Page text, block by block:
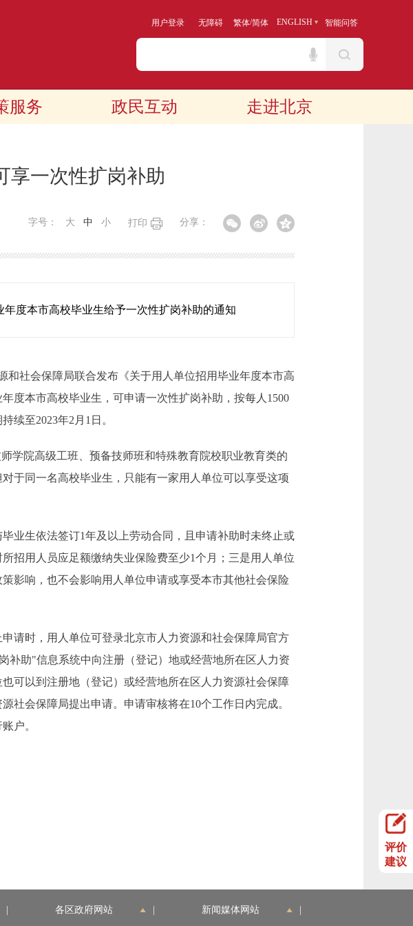
用户登录 无障碍 繁体/简体 ENGLISH 智能问答
服务 政民互动 走进北京
享一次性扩岗补助
分享：
打印
字号： 大 中 小
度本市高校毕业生给予一次性扩岗补助的通知
社会保障局联合发布《关于用人单位招用毕业年度本市高
度本市高校毕业生，可申请一次性扩岗补助，按每人1500
续至2023年2月1日。
院高级工班、预备技师班和特殊教育院校职业教育类的
于同一名高校毕业生，只能有一家用人单位可以享受这项
生依法签订1年及以上劳动合同，且申请补助时未终止或
招用人员应足额缴纳失业保险费至少1个月；三是用人单位
影响，也不会影响用人单位申请或享受本市其他社会保险
时，用人单位可登录北京市人力资源和社会保障局官方
补助"信息系统中向注册（登记）地或经营地所在区人力资
可以到注册地（登记）或经营地所在区人力资源社会保障
社会保障局提出申请。申请审核将在10个工作日内完成。
户。
评价
建议
各区政府网站 新闻媒体网站